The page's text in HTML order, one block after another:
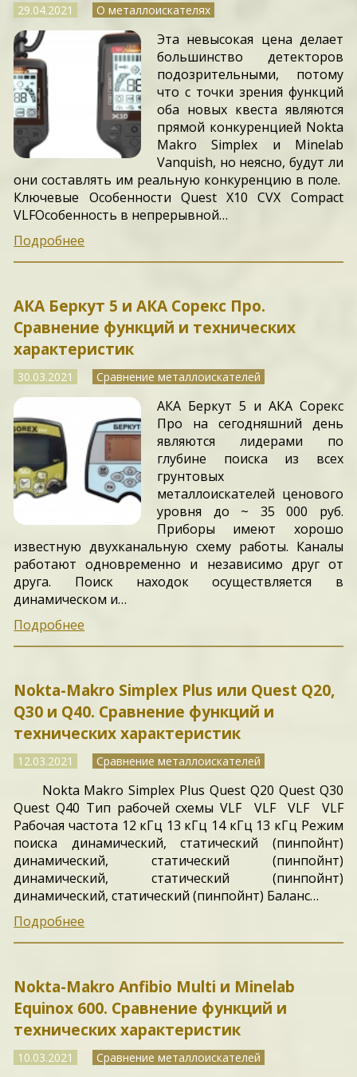
29.04.2021 О металлоискателях
Эта невысокая цена делает
большинство детекторов
подозрительными, потому
что с точки зрения функций
оба новых квеста являются
прямой конкуренцией Nokta
Makro Simplex и Minelab
Vanquish, но неясно, будут ли
они составлять им реальную конкуренцию в поле.
Ключевые Особенности Quest X10 CVX Compact
VLFОсобенность в непрерывной…
Подробнее
АКА Беркут 5 и АКА Сорекс Про.
Сравнение функций и технических
характеристик
30.03.2021 Сравнение металлоискателей
АКА Беркут 5 и АКА Сорекс
Про на сегодняшний день
являются лидерами по
глубине поиска из всех
грунтовых
металлоискателей ценового
уровня до ~ 35 000 руб.
Приборы имеют хорошо
известную двухканальную схему работы. Каналы
работают одновременно и независимо друг от
друга. Поиск находок осуществляется в
динамическом и…
Подробнее
Nokta-Makro Simplex Plus или Quest Q20,
Q30 и Q40. Сравнение функций и
технических характеристик
12.03.2021 Сравнение металлоискателей
Nokta Makro Simplex Plus Quest Q20 Quest Q30
Quest Q40 Тип рабочей схемы VLF VLF VLF VLF
Рабочая частота 12 кГц 13 кГц 14 кГц 13 кГц Режим
поиска динамический, статический (пинпойнт)
динамический, статический (пинпойнт)
динамический, статический (пинпойнт)
динамический, статический (пинпойнт) Баланс…
Подробнее
Nokta-Makro Anfibio Multi и Minelab
Equinox 600. Сравнение функций и
технических характеристик
10.03.2021 Сравнение металлоискателей